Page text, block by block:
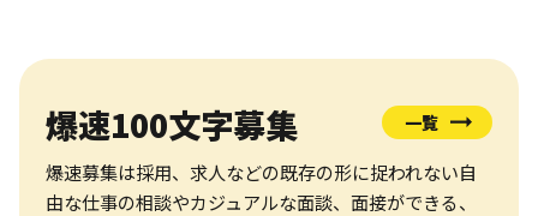
爆速100文字募集 一覧
爆速募集は採用、求人などの既存の形に捉われない自
由な仕事の相談やカジュアルな面談、面接ができる、